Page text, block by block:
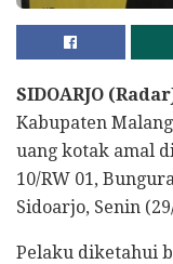
SIDOARJO
Kabupaten
uang kotak amal
10/RW 01,
Sidoarjo, Senin
Pelaku diketahui